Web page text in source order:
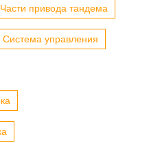
Части привода тандема
Система управления